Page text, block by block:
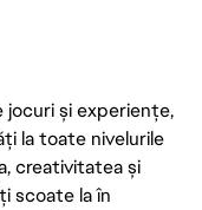
și experiențe,
la toate nivelurile
creativitatea și
scoate la în